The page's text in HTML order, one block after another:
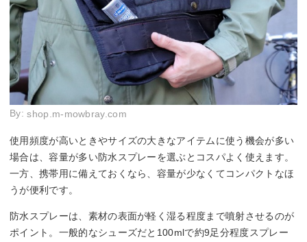
By:shop.m-mowbray.com
使用頻度が高いときやサイズの大きなアイテムに使う機会が多い
場合は、容量が多い防水スプレーを選ぶとコスパよく使えます。
一方、携帯用に備えておくなら、容量が少なくてコンパクトなほ
うが便利です。
防水スプレーは、素材の表面が軽く湿る程度まで噴射させるのが
ポイント。一般的なシューズだと100mlで約9足分程度スプレー